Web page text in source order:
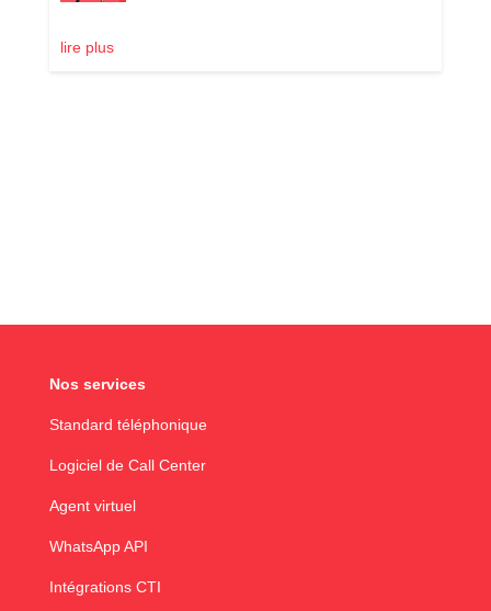
lire plus
Nos services
Standard téléphonique
Logiciel de Call Center
Agent virtuel
WhatsApp API
Intégrations CTI